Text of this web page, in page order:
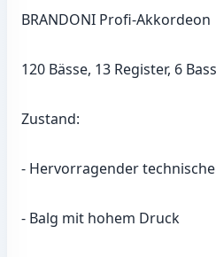
BRANDONI Profi-Akkordeon
120 Bässe, 13 Register, 6
Zustand:
- Hervorragender
- Balg mit hohem Druck